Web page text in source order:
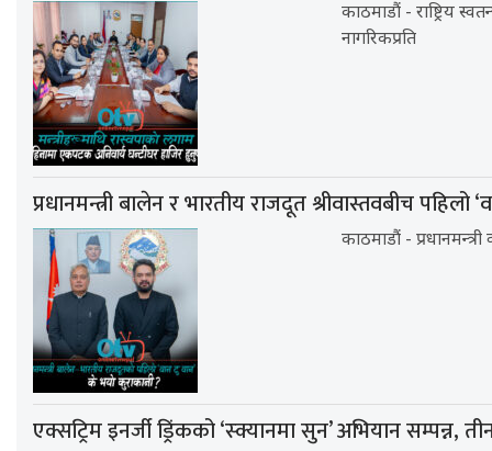
काठमाडौं - राष्ट्रिय
नागरिकप्रति
प्रधानमन्त्री बालेन र भारतीय राजदूत श्रीवास्तवबीच
काठमाडौं -
एक्सट्रिम इनर्जी ड्रिंकको ‘स्क्यानमा सुन’ अभियान सम्पन्न,